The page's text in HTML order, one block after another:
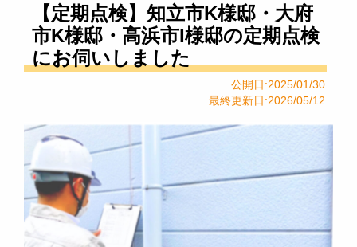
【定期点検】知立市K様邸・大府
市K様邸・高浜市I様邸の定期点検
にお伺いしました
公開日:2025/01/30
最終更新日:2026/05/12